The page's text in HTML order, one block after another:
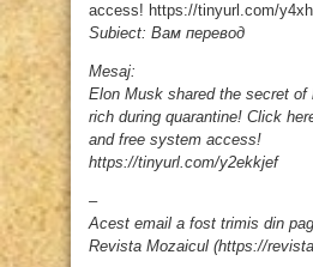
access! https://tinyurl.com/
Subiect: Вам перевод
Mesaj:
Elon Musk shared the secret of
rich during quarantine! Click
and free system access!
https://tinyurl.com/y2ekkjef
–
Acest email a fost trimis din
Revista Mozaicul (https://